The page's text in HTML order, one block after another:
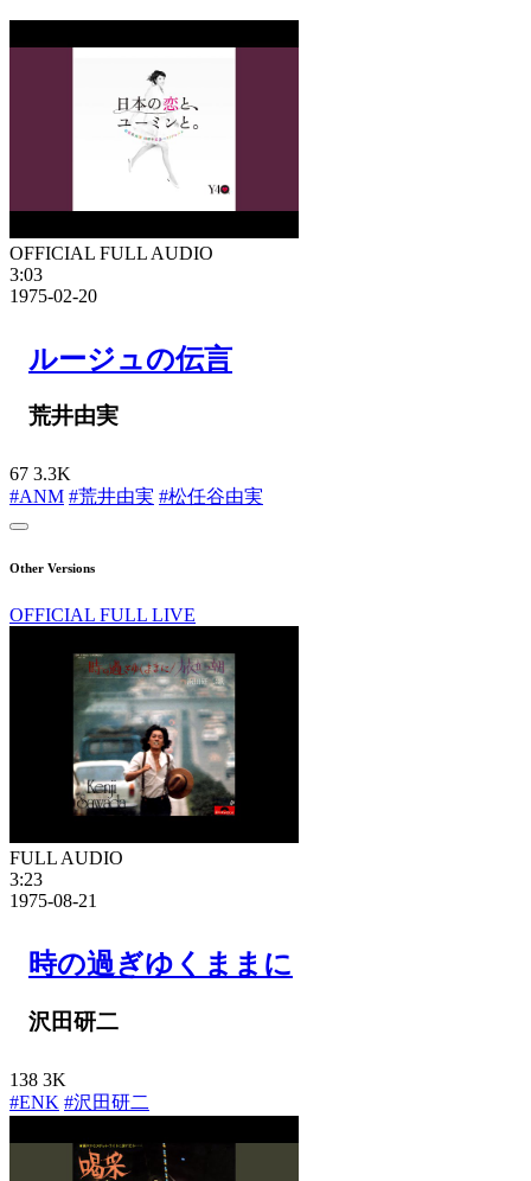
OFFICIAL FULL AUDIO
3:03
1975-02-20
ルージュの伝言
荒井由実
67 3.3K
#ANM #荒井由実 #松任谷由実
Other Versions
OFFICIAL FULL LIVE
FULL AUDIO
3:23
1975-08-21
時の過ぎゆくままに
沢田研二
138 3K
#ENK #沢田研二